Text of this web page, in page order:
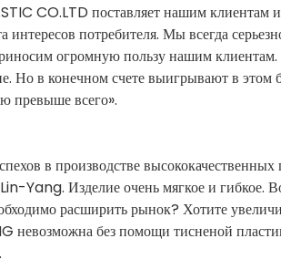
CO.LTD поставляет нашим
интересов потребителя. Мы всегда
огромную пользу нашим
Но в конечном счете выигрывают в этом
превыше всего».
в производстве высококачественных
Yang. Изделие очень мягкое и гибкое.
расширить рынок? Хотите
невозможна без помощи тисненой